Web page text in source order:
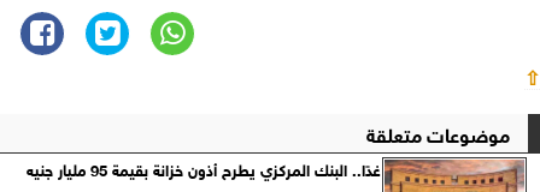
⇧
موضوعات متعلقة
غدًا.. البنك المركزي يطرح أذون خزانة بقيمة 95 مليار جنيه